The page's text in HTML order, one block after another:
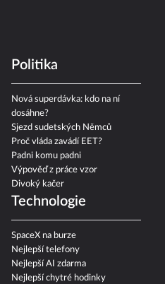
Politika
Nová superdávka: kdo na ní
dosáhne?
Sjezd sudetských Němců
Proč vláda zavádí EET?
Padni komu padni
Výpověď z práce vzor
Divoký kačer
Technologie
SpaceX na burze
Nejlepší telefony
Nejlepší AI zdarma
Nejlepší chytré hodinky